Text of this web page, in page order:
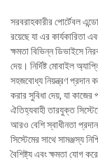
সরবরাহকারীর পোর্টেবল
রয়েছে যা এর কার্যকারিতা
ক্ষমতা বিভিন্ন ডিভাইসে
দেয়। নির্দিষ্ট মোবাইল
সহজবোধ্য নিয়ন্ত্রণ প্রদান
করার সুবিধা দেয়, যা
ঐতিহ্যবাহী তারযুক্ত
আরও বেশি স্বাধীনতা
সিস্টেমের সাথে সামঞ্জস্য
বৈশিষ্ট্য এবং ক্ষমতা যোগ